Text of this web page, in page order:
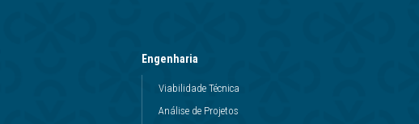
Engenharia
Viabilidade Técnica
Análise de Projetos